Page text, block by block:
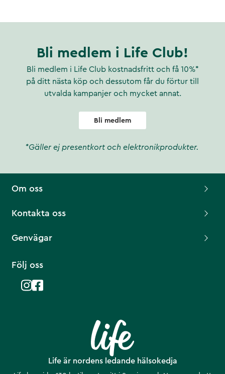
Bli medlem i Life Club!
Bli medlem i Life Club kostnadsfritt och få 10%*
på ditt nästa köp och dessutom får du förtur till
utvalda kampanjer och mycket annat.
Bli medlem
*Gäller ej presentkort och elektronikprodukter.
Life är nordens ledande hälsokedja
Om oss
Kontakta oss
Genvägar
Följ oss